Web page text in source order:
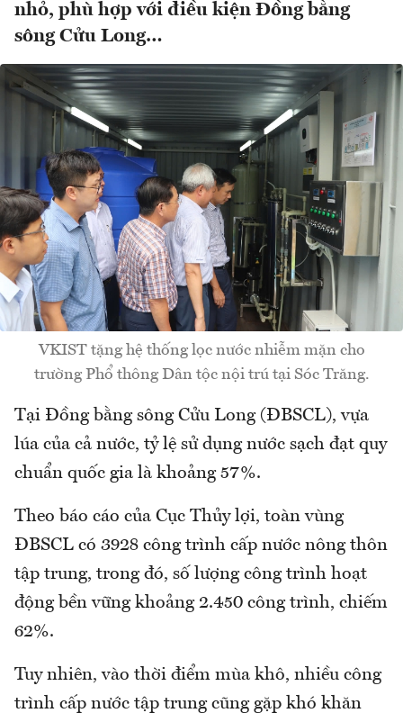
nhỏ, phù hợp với điều kiện Đồng bằng
sông Cửu Long…
VKIST tặng hệ thống lọc nước nhiễm mặn cho
trường Phổ thông Dân tộc nội trú tại Sóc Trăng.
Tại Đồng bằng sông Cửu Long (ĐBSCL), vựa
lúa của cả nước, tỷ lệ sử dụng nước sạch đạt quy
chuẩn quốc gia là khoảng 57%.
Theo báo cáo của Cục Thủy lợi, toàn vùng
ĐBSCL có 3928 công trình cấp nước nông thôn
tập trung, trong đó, số lượng công trình hoạt
động bền vững khoảng 2.450 công trình, chiếm
62%.
Tuy nhiên, vào thời điểm mùa khô, nhiều công
trình cấp nước tập trung cũng gặp khó khăn